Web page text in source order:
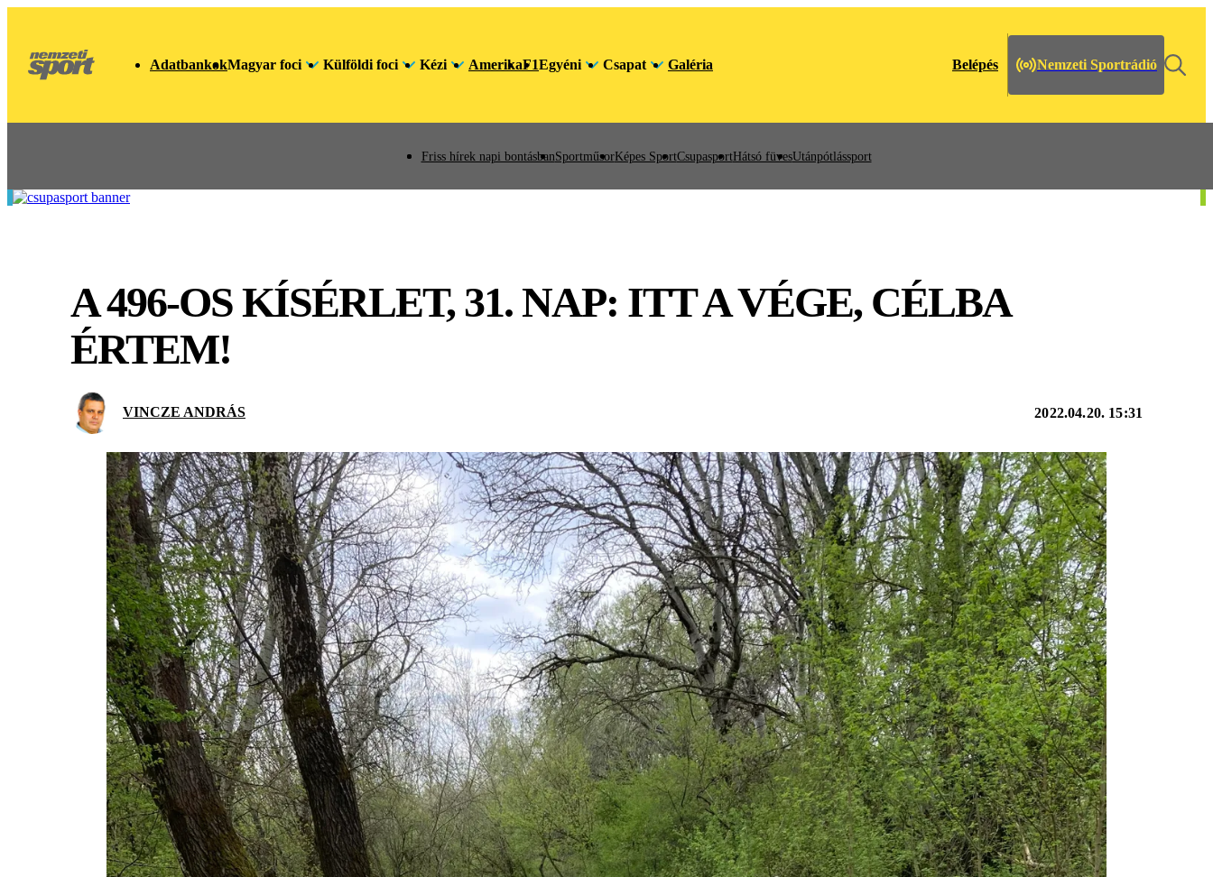
AdatbankokMagyar foci Külföldi foci Kézi AmerikaF1Egyéni Csapat Galéria Belépés Nemzeti Sportrádió
Friss hírek napi bontásbanSportműsorKépes SportCsupasportHátsó füvesUtánpótlássport
A 496-OS KÍSÉRLET, 31. NAP: ITT A VÉGE, CÉLBA
ÉRTEM!
VINCZE ANDRÁS 2022.04.20. 15:31